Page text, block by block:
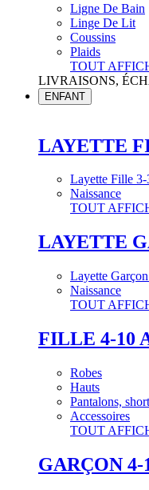
Ligne De Bain
Linge De Lit
Coussins
Plaids
TOUT
LIVRAISONS,
ENFANT
LAYETTE
Layette Fille 3-
Naissance
TOUT
LAYETTE
Layette
Naissance
TOUT
FILLE 4-10
Robes
Hauts
Pantalons,
Accessoires
TOUT
GARÇON 4-